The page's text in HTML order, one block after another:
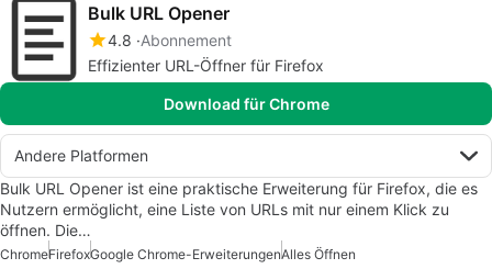
Bulk URL Opener
4.8 Abonnement
Effizienter URL-Öffner für Firefox
Download für Chrome
Andere Platformen
Bulk URL Opener ist eine praktische Erweiterung für Firefox, die es
Nutzern ermöglicht, eine Liste von URLs mit nur einem Klick zu
öffnen. Die…
ChromeFirefoxGoogle Chrome-ErweiterungenAlles Öffnen